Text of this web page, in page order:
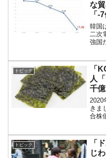
な
「-
韓国
二次
強国
タ
と
輸
か
トピック
「
人
千
2020
きま
合株
『
ャ
が、
トピック
「
じ